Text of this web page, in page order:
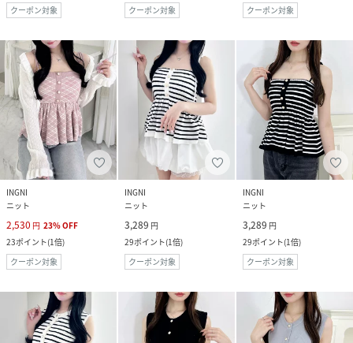
クーポン対象
クーポン対象
クーポン対象
INGNI
ニット
2,530 円 23%OFF
23ポイント(1倍)
クーポン対象
INGNI
ニット
3,289 円
29ポイント(1倍)
クーポン対象
INGNI
ニット
3,289 円
29ポイント(1倍)
クーポン対象